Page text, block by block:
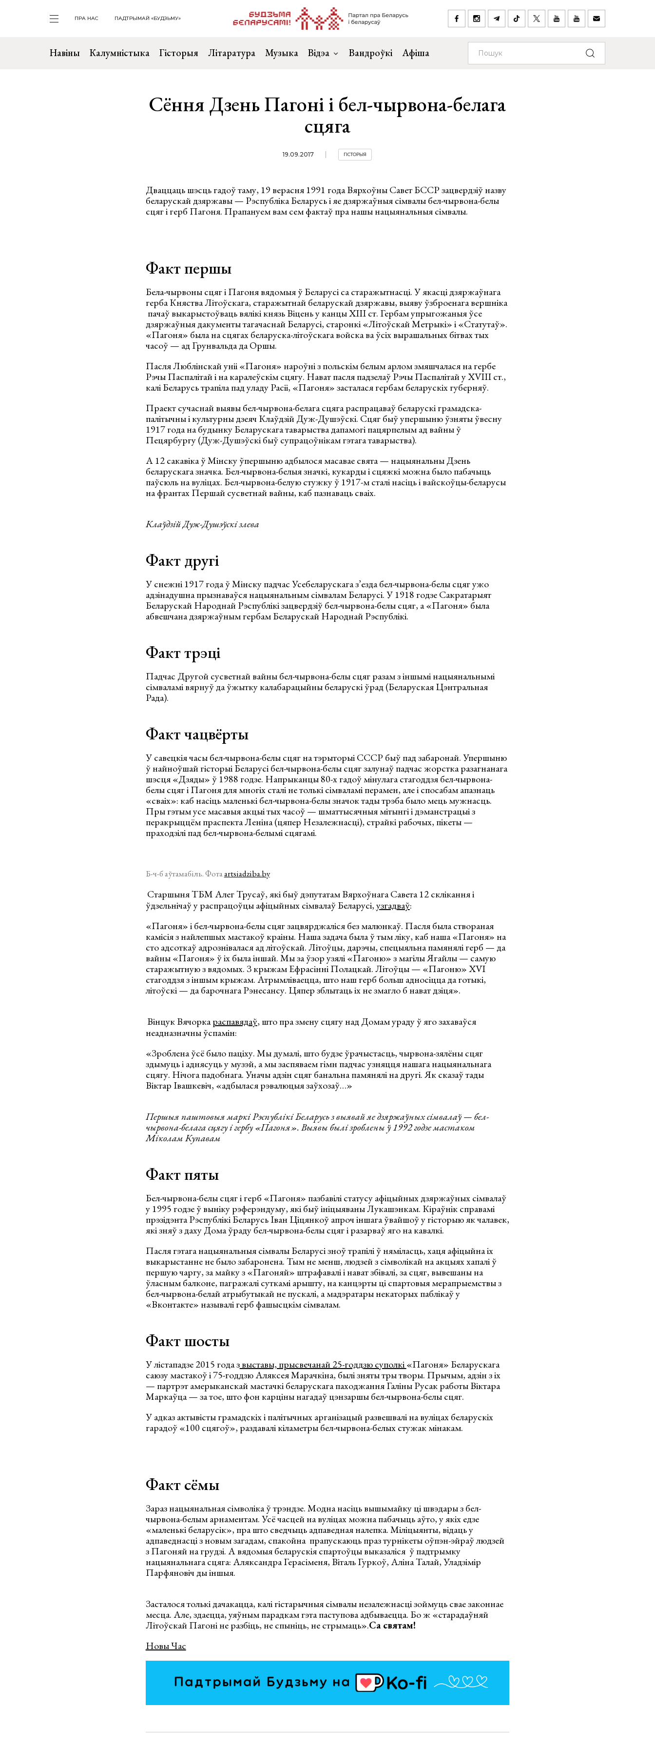
ПРА НАС ПАДТРЫМАЙ «БУДЗЬМУ»
Навіны Калумністыка Гісторыя Літаратура Музыка Відэа Вандроўкі Афіша
Сёння Дзень Пагоні і бел-чырвона-белага
сцяга
19.09.2017 ГІСТОРЫЯ
Дваццаць шэсць гадоў таму, 19 верасня 1991 года Вярхоўны Савет БССР зацвердзіў назву
беларускай дзяржавы — Рэспубліка Беларусь і яе дзяржаўныя сімвалы бел-чырвона-белы
сцяг і герб Пагоня. Прапануем вам сем фактаў пра нашы нацыянальныя сімвалы.
Факт першы
Бела-чырвоны сцяг і Пагоня вядомыя ў Беларусі са старажытнасці. У якасці дзяржаўнага
герба Княства Літоўскага, старажытнай беларускай дзяржавы, выяву ўзброенага вершніка
пачаў выкарыстоўваць вялікі князь Віцень у канцы XIII ст. Гербам упрыгожаныя ўсе
дзяржаўныя дакументы тагачаснай Беларусі, старонкі «Літоўскай Метрыкі» і «Статутаў».
«Пагоня» была на сцягах беларуска-літоўскага войска ва ўсіх вырашальных бітвах тых
часоў — ад Грунвальда да Оршы.
Пасля Люблінскай уніі «Пагоня» нароўні з польскім белым арлом змяшчалася на гербе
Рэчы Паспалітай і на каралеўскім сцягу. Нават пасля падзелаў Рэчы Паспалітай у XVIII ст.,
калі Беларусь трапіла пад уладу Расіі, «Пагоня» засталася гербам беларускіх губерняў.
Праект сучаснай выявы бел-чырвона-белага сцяга распрацаваў беларускі грамадска-
палітычны і культурны дзеяч Клаўдзій Дуж-Душэўскі. Сцяг быў упершыню ўзняты ўвесну
1917 года на будынку Беларускага таварыства дапамогi пацярпелым ад вайны ў
Пецярбургу (Дуж-Душэўскi быў супрацоўнiкам гэтага таварыства).
А 12 сакавiка ў Мінску ўпершыню адбылося масавае свята — нацыянальны Дзень
беларускага значка. Бел-чырвона-белыя значкi, кукарды і сцяжкi можна было пабачыць
паўсюль на вулiцах. Бел-чырвона-белую стужку ў 1917-м сталі насіць і вайскоўцы-беларусы
на франтах Першай сусветнай вайны, каб пазнаваць сваіх.
Клаўдзій Дуж-Душэўскі злева
Факт другі
У снежнi 1917 года ў Мінску падчас Усебеларускага з’езда бел-чырвона-белы сцяг ужо
адзiнадушна прызнаваўся нацыянальным сімвалам Беларусi. У 1918 годзе Сакратарыят
Беларускай Народнай Рэспублікі зацвердзіў бел-чырвона-белы сцяг, а «Пагоня» была
абвешчана дзяржаўным гербам Беларускай Народнай Рэспублікі.
Факт трэці
Падчас Другой сусветнай вайны бел-чырвона-белы сцяг разам з іншымі нацыянальнымі
сімваламі вярнуў да ўжытку калабарацыйны беларускі ўрад (Беларуская Цэнтральная
Рада).
Факт чацвёрты
У савецкія часы бел-чырвона-белы сцяг на тэрыторыі СССР быў пад забаронай. Упершыню
ў найноўшай гісторыі Беларусі бел-чырвона-белы сцяг залунаў падчас жорстка разагнанага
шэсця «Дзяды» ў 1988 годзе. Напрыканцы 80-х гадоў мінулага стагоддзя бел-чырвона-
белы сцяг і Пагоня для многіх сталі не толькі сімваламі перамен, але і спосабам апазнаць
«сваіх»: каб насіць маленькі бел-чырвона-белы значок тады трэба было мець мужнасць.
Пры гэтым усе масавыя акцыі тых часоў — шматтысячныя мітынгі і дэманстрацыі з
перакрыццём праспекта Леніна (цяпер Незалежнасці), страйкі рабочых, пікеты —
праходзілі пад бел-чырвона-белымі сцягамі.
Б-ч-б аўтамабіль. Фотаartsiadziba.by
Старшыня ТБМ Алег Трусаў, які быў дэпутатам Вярхоўнага Савета 12 склікання і
ўдзельнічаў у распрацоўцы афіцыйных сімвалаў Беларусі,узгадваў:
«Пагоня» і бел-чырвона-белы сцяг зацвярджаліся без малюнкаў. Пасля была створаная
камісія з найлепшых мастакоў краіны. Наша задача была ў тым ліку, каб наша «Пагоня» на
сто адсоткаў адрознівалася ад літоўскай. Літоўцы, дарэчы, спецыяльна памянялі герб — да
вайны «Пагоня» ў іх была іншай. Мы за ўзор узялі «Пагоню» з магілы Ягайлы — самую
старажытную з вядомых. З крыжам Ефрасінні Полацкай. Літоўцы — «Пагоню» XVI
стагоддзя з іншым крыжам. Атрымліваецца, што наш герб больш адносіцца да готыкі,
літоўскі — да барочнага Рэнесансу. Цяпер зблытаць іх не змагло б нават дзіця».
Вінцук Вячоркараспавядаў, што пра змену сцягу над Домам ураду ў яго захаваўся
неадназначны ўспамін:
«Зроблена ўсё было паціху. Мы думалі, што будзе ўрачыстасць, чырвона-зялёны сцяг
здымуць і аднясуць у музэй, а мы заспяваем гімн падчас узняцця нашага нацыянальнага
сцягу. Нічога падобнага. Уначы адзін сцяг банальна памянялі на другі. Як сказаў тады
Віктар Івашкевіч, «адбылася рэвалюцыя заўхозаў…»
Першыя паштовыя маркі Рэспублікі Беларусь з выявай яе дзяржаўных сімвалаў — бел-
чырвона-белага сцягу і гербу «Пагоня». Выявы былі зроблены ў 1992 годзе мастаком
Міколам Купавам
Факт пяты
Бел-чырвона-белы сцяг і герб «Пагоня» пазбавілі статусу афіцыйных дзяржаўных сімвалаў
у 1995 годзе ў выніку рэферэндуму, які быў ініцыяваны Лукашэнкам. Кіраўнік справамі
прэзідэнта Рэспублікі Беларусь Іван Ціцянкоў апроч іншага ўвайшоў у гісторыю як чалавек,
які зняў з даху Дома ўраду бел-чырвона-белы сцяг і разарваў яго на кавалкі.
Пасля гэтага нацыянальныя сімвалы Беларусі зноў трапілі ў няміласць, хаця афіцыйна іх
выкарыстанне не было забаронена. Тым не менш, людзей з сімволікай на акцыях хапалі ў
першую чаргу, за майку з «Пагоняй» штрафавалі і нават збівалі, за сцяг, вывешаны на
ўласным балконе, пагражалі суткамі арышту, на канцэрты ці спартовыя мерапрыемствы з
бел-чырвона-белай атрыбутыкай не пускалі, а мадэратары некаторых паблікаў у
«Вконтакте» называлі герб фашысцкім сімвалам.
Факт шосты
У лістападзе 2015 года звыставы, прысвечанай 25-годдзю суполкі«Пагоня» Беларускага
саюзу мастакоў і 75-годдзю Аляксея Марачкіна, былі зняты тры творы. Прычым, адзін з іх
— партрэт амерыканскай мастачкі беларускага паходжання Галіны Русак работы Віктара
Маркаўца — за тое, што фон карціны нагадаў цэнзаршы бел-чырвона-белы сцяг.
У адказ актывісты грамадскіх і палітычных арганізацый развешвалі на вуліцах беларускіх
гарадоў «100 сцягоў», раздавалі кіламетры бел-чырвона-белых стужак мінакам.
Факт сёмы
Зараз нацыянальная сімволіка ў трэндзе. Модна насіць вышымайку ці швэдары з бел-
чырвона-белым арнаментам. Усё часцей на вуліцах можна пабачыць аўто, у якіх едзе
«маленькі беларусік», пра што сведчыць адпаведная налепка. Міліцыянты, відаць у
адпаведнасці з новым загадам, спакойна прапускаюць праз турнікеты оўпэн-эйраў людзей
з Пагоняй на грудзі. А вядомыя беларускія спартоўцы выказаліся ў падтрымку
нацыянальнага сцяга: Аляксандра Герасіменя, Віталь Гуркоў, Аліна Талай, Уладзімір
Парфяновіч ды іншыя.
Засталося толькі дачакацца, калі гістарычныя сімвалы незалежнасці зоймуць свае законнае
месца. Але, здаецца, уяўным парадкам гэта паступова адбываецца. Бо ж «старадаўняй
Літоўскай Пагоні не разбіць, не спыніць, не стрымаць».Са святам!
Новы Час